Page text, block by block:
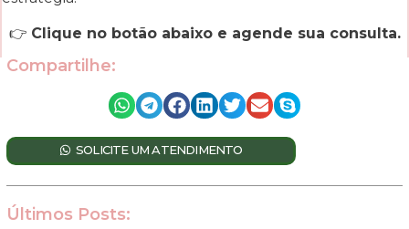
👉 Clique no botão abaixo e agende sua consulta.
Compartilhe:
SOLICITE UM ATENDIMENTO
Últimos Posts: